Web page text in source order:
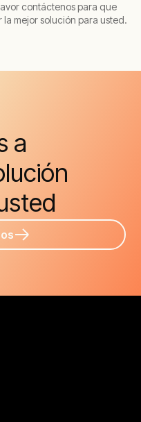
contáctenos para que
mejor solución para usted.
a